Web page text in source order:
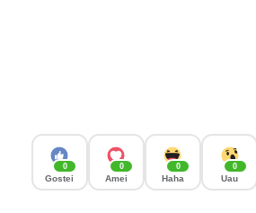
0
Gostei
0
Amei
0
Haha
0
Uau